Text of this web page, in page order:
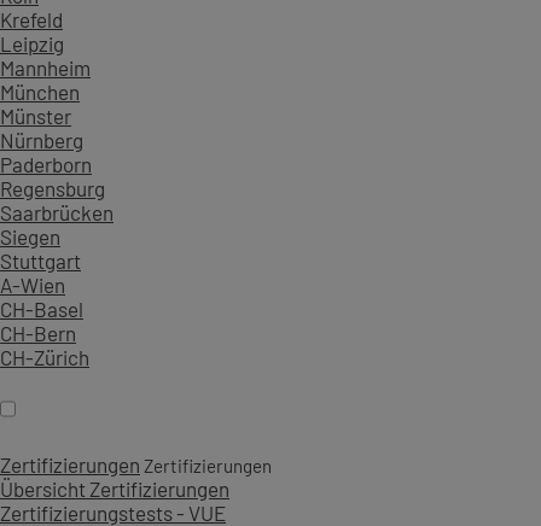
Krefeld
Leipzig
Mannheim
München
Münster
Nürnberg
Paderborn
Regensburg
Saarbrücken
Siegen
Stuttgart
A-Wien
CH-Basel
CH-Bern
CH-Zürich
Zertifizierungen Zertifizierungen
Übersicht Zertifizierungen
Zertifizierungstests - VUE